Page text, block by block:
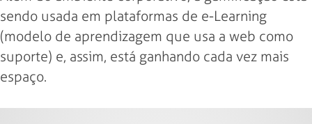
sendo usada em plataformas de e-Learning
(modelo de aprendizagem que usa a web como
suporte) e, assim, está ganhando cada vez mais
espaço.